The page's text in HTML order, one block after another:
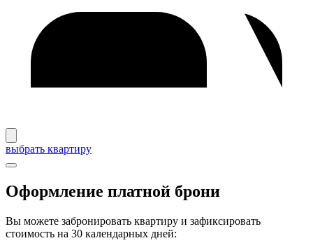
выбрать квартиру
Оформление платной брони
Вы можете забронировать квартиру и зафиксировать
стоимость на 30 календарных дней: